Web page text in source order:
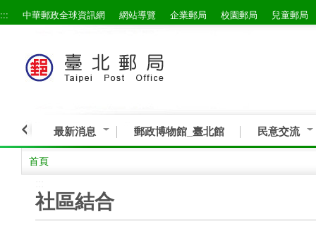
跳到主要內容區塊
::: 中華郵政全球資訊網 網站導覽 企業郵局 校園郵局 兒童郵局
最新消息 郵政博物館_臺北館 民意交流
首頁
社區結合